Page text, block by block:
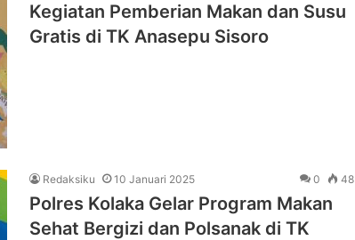
Kegiatan Pemberian Makan dan Susu
Gratis di TK Anasepu Sisoro
Redaksiku 10 Januari 2025 0 48
Polres Kolaka Gelar Program Makan
Sehat Bergizi dan Polsanak di TK